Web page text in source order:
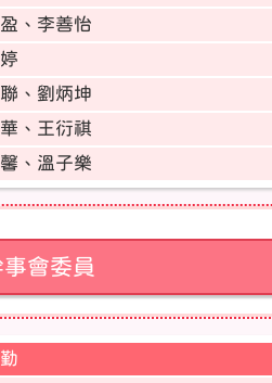
、李善怡
、劉炳坤
、王衍祺
、溫子樂
會委員